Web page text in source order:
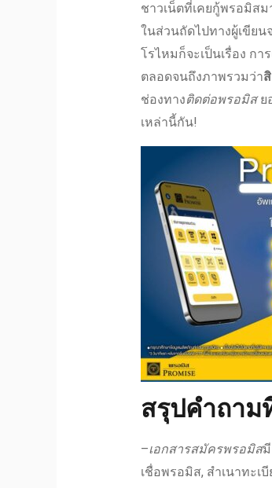
ชาวเน็ตที่เคยกู้พรอมิสม
ในส่วนถัดไปทางผู้เขีย
โรไหมก็จะเป็นเรื่อง กา
ตลอดจนถึงภาพรวมว่า
ช่องทางติดต่อพรอมิสย
เหล่านี้กัน!
สรุปคำถา
–เอกสารสมัครพรอมิส
เชื่อพรอมิส, สำเนาทะเ